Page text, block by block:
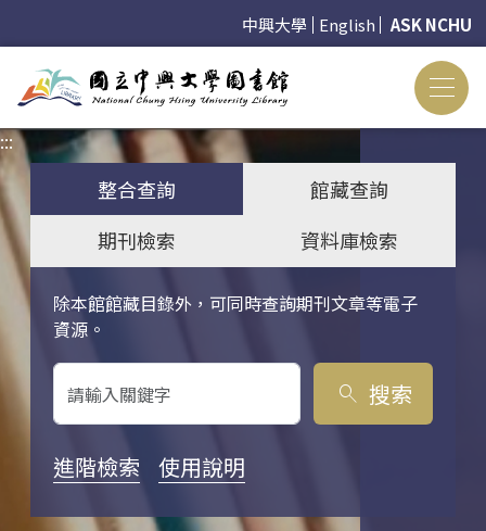
中興大學 English ASK NCHU
:::
整合查詢
館藏查詢
期刊檢索
資料庫檢索
除本館館藏目錄外，可同時查詢期刊文章等電子
資源。
關鍵字搜尋
search 搜索
進階檢索 使用說明